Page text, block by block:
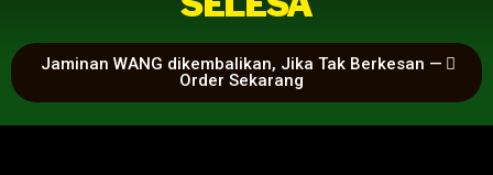
Jaminan WANG dikembalikan, Jika Tak Berkesan —
Order Sekarang